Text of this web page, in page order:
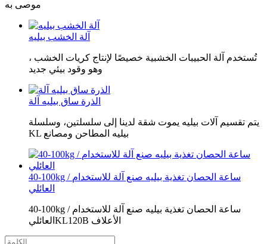
موصى به
آلة الخشب بيليه
تُستخدم آلة الحبيبات الخشبية خصيصًا لإنتاج كريات الخشب ،
وهو وقود بيئي جديد
الذرة ساق بيليه آلة
يتم تقسيم آلات بيليه يموت شقة لدينا إلى سلسلتين، وسلسلة
KL بيليه المطاحن ومصانع
40-100kg / ساعة الحصان تغذية بيليه صنع آلة للاستخدام
العائلي
40-100kg / ساعة الحصان تغذية بيليه صنع آلة للاستخدام
العائليKL120B الأعلاف